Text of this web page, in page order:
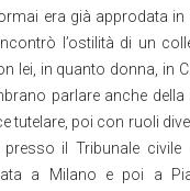
era già approdata in
l’ostilità di un
lei, in quanto donna, in
parlare anche della
tutelare, poi con ruoli
il Tribunale civile
a Milano e poi a